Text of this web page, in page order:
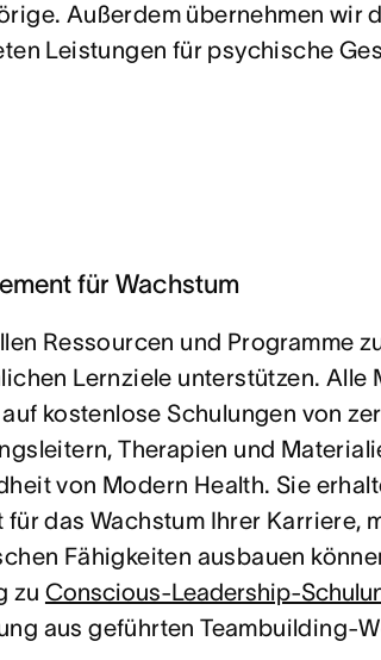
Außerdem übernehmen wir
Leistungen für psychische
für Wachstum
Ressourcen und Programme
Lernziele unterstützen. Alle
kostenlose Schulungen von
Therapien und
von Modern Health. Sie
für das Wachstum Ihrer Karriere,
Fähigkeiten ausbauen
zu Conscious-Leadership-
aus geführten Teambuilding-